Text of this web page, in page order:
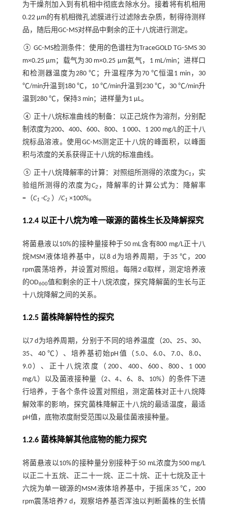
为干燥剂加入到有机相中彻底去除水分。接着将有机相用
0.22 μm的有机相微孔滤膜进行过滤除去杂质，制得待测样
品，随后用GC⁃MS对样品中剩余的正十八烷进行测定。
③ GC⁃MS检测条件：使用的色谱柱为TraceGOLD TG⁃5MS 30
m×0.25 μm；载气为30 m×0.25 μm氦气，1 mL/min；进样口
和检测器温度为280 ℃；升温程序为70 ℃恒温1 min，30
℃/min升温到180 ℃，10 ℃/min升温到230 ℃，30 ℃/min升
温到280 ℃，保持3 min；进样量为1 μL。
④ 正十八烷标准曲线的制备：以正己烷作为溶剂，分别配
制浓度为200、400、600、800、1 000、1 200 mg/L的正十八
烷标品溶液。使用GC⁃MS测定正十八烷的峰面积，以峰面
积与浓度的关系获得正十八烷的标准曲线。
⑤ 正十八烷降解率的计算：对照组所测得的浓度为C1 ，实
验组所测得的浓度为C2，降解率的计算公式为：降解率
=（C1 -C2）/C1 ×100%。
1.2.4 以正十八烷为唯一碳源的菌株生长及降解探究
将菌悬液以10%的接种量接种于50 mL含有800 mg/L正十八
烷MSM液体培养基中，以8 d为培养周期，于35 ℃，200
rpm震荡培养，并设置对照组。每隔2 d取样，测定培养液
的OD600值和剩余的正十八烷浓度，探究降解菌的生长与正
十八烷降解之间的关系。
1.2.5 菌株降解特性的探究
以7 d为培养周期，分别于不同的培养温度（20、25、30、
35、40 ℃）、培养基初始pH值（5.0、6.0、7.0、8.0、
9.0）、正十八烷浓度（200、400、600、800、1 000
mg/L）以及菌液接种量（2、4、6、8、10%）的条件下进
行培养，于各个条件设置对照组，测定菌株对正十八烷降
解效率的影响，探究菌株降解正十八烷的最适温度，最适
pH值，底物浓度耐受范围以及最佳菌液接种量。
1.2.6 菌株降解其他底物的能力探究
将菌悬液以10%的接种量分别接种于50 mL浓度为500 mg/L
以正二十五烷、正二十一烷、正二十烷、正十七烷及正十
六烷为单一碳源的MSM液体培养基中，于摇床35 ℃，200
rpm震荡培养7 d，观察培养基否浑浊以判断菌株的生长情